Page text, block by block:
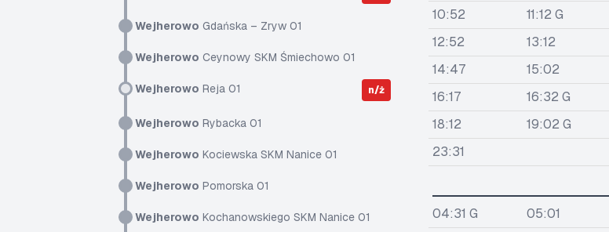
Wejherowo Gdańska – Zryw 01
Wejherowo Ceynowy SKM Śmiechowo 01
Wejherowo Reja 01 n/ż
Wejherowo Rybacka 01
Wejherowo Kociewska SKM Nanice 01
Wejherowo Pomorska 01
Wejherowo Kochanowskiego SKM Nanice 01
10:52
11:12 G
12:52
13:12
14:47
15:02
16:17
16:32 G
18:12
19:02 G
23:31
04:31 G 05:01